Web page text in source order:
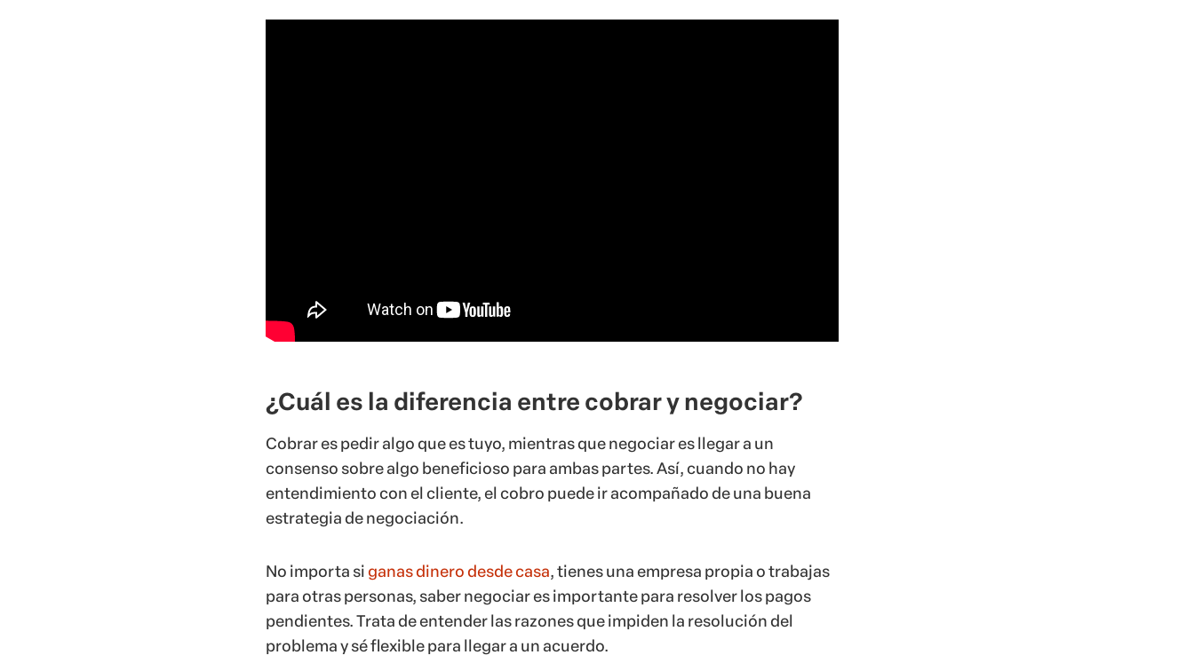
¿Cuál es la diferencia entre cobrar y negociar?
Cobrar es pedir algo que es tuyo, mientras que negociar es llegar a un
consenso sobre algo beneficioso para ambas partes. Así, cuando no hay
entendimiento con el cliente, el cobro puede ir acompañado de una buena
estrategia de negociación.
No importa siganas dinero desde casa, tienes una empresa propia o trabajas
para otras personas, saber negociar es importante para resolver los pagos
pendientes. Trata de entender las razones que impiden la resolución del
problema y sé flexible para llegar a un acuerdo.